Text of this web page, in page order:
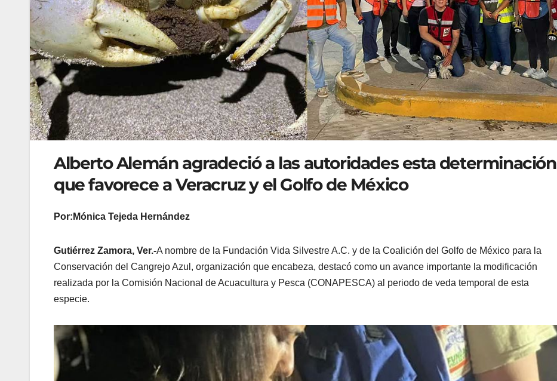
Alberto Alemán agradeció a las autoridades esta determinación
que favorece a Veracruz y el Golfo de México
Por:Mónica Tejeda Hernández
Gutiérrez Zamora, Ver.-A nombre de la Fundación Vida Silvestre A.C. y de la Coalición del Golfo de México para la
Conservación del Cangrejo Azul, organización que encabeza, destacó como un avance importante la modificación
realizada por la Comisión Nacional de Acuacultura y Pesca (CONAPESCA) al periodo de veda temporal de esta
especie.